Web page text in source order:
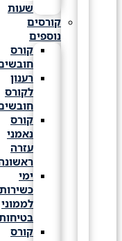
שעות
קורסים
נוספים
קורס
חובשים
רענון
לקורס
חובשים
קורס
נאמני
עזרה
ראשונה
ימי
כשירות
לממוני
בטיחות
קורס